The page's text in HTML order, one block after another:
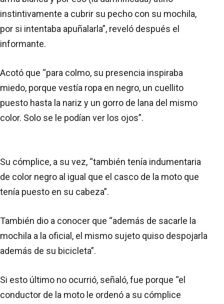
instintivamente a cubrir su pecho con su mochila,
por si intentaba apuñalarla”, reveló después el
informante.
Acotó que “para colmo, su presencia inspiraba
miedo, porque vestía ropa en negro, un cuellito
puesto hasta la nariz y un gorro de lana del mismo
color. Solo se le podían ver los ojos”.
Su cómplice, a su vez, “también tenía indumentaria
de color negro al igual que el casco de la moto que
tenía puesto en su cabeza”.
También dio a conocer que “además de sacarle la
mochila a la oficial, el mismo sujeto quiso despojarla
además de su bicicleta”.
Si esto último no ocurrió, señaló, fue porque “el
conductor de la moto le ordenó a su cómplice